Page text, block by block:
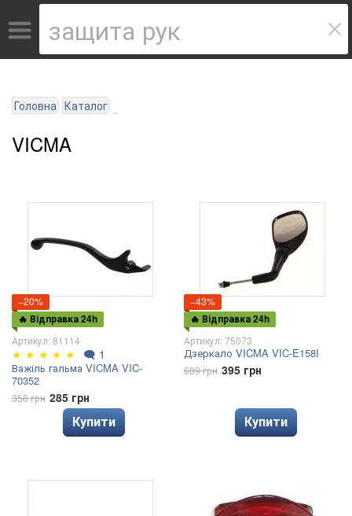
Головна Каталог
VICMA
−20%
🔥 Відправка 24h
Артикул: 81114
★ ★ ★ ★ ★ 🗨 1
Важіль гальма VICMA VIC-
70352
358 грн 285 грн
Купити
−43%
🔥 Відправка 24h
Артикул: 75073
Дзеркало VICMA VIC-E158I
689 грн 395 грн
Купити